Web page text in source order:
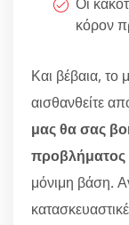
κόρον
Και βέβαια, το
αισθανθείτε
μας θα σας
προβλήματος
μόνιμη βάση.